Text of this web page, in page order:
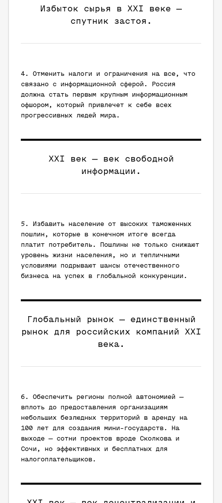
Избыток сырья в XXI веке —
спутник застоя.
4. Отменить налоги и ограничения на все, что
связано с информационной сферой. Россия
должна стать первым крупным информационным
офшором, который привлечет к себе всех
прогрессивных людей мира.
XXI век — век свободной
информации.
5. Избавить население от высоких таможенных
пошлин, которые в конечном итоге всегда
платит потребитель. Пошлины не только снижают
уровень жизни населения, но и тепличными
условиями подрывают шансы отечественного
бизнеса на успех в глобальной конкуренции.
Глобальный рынок — единственный
рынок для российских компаний XXI
века.
6. Обеспечить регионы полной автономией —
вплоть до предоставления организациям
небольших безлюдных территорий в аренду на
100 лет для создания мини-государств. На
выходе — сотни проектов вроде Сколкова и
Сочи, но эффективных и бесплатных для
налогоплательщиков.